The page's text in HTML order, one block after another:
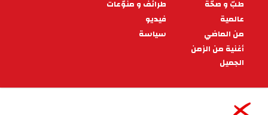
طبّ و صحّة
طرائف و منوّعات
عالمية
فيديو
من الماضي
سياسة
أغنية من الزمن
الجميل